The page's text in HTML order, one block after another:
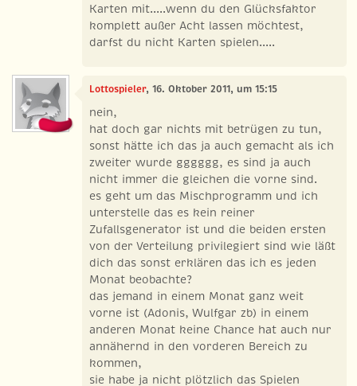
Karten mit.....wenn du den Glücksfaktor
komplett außer Acht lassen möchtest,
darfst du nicht Karten spielen.....
Lottospieler, 16. Oktober 2011, um 15:15
nein,
hat doch gar nichts mit betrügen zu tun,
sonst hätte ich das ja auch gemacht als ich
zweiter wurde gggggg, es sind ja auch
nicht immer die gleichen die vorne sind.
es geht um das Mischprogramm und ich
unterstelle das es kein reiner
Zufallsgenerator ist und die beiden ersten
von der Verteilung privilegiert sind wie läßt
dich das sonst erklären das ich es jeden
Monat beobachte?
das jemand in einem Monat ganz weit
vorne ist (Adonis, Wulfgar zb) in einem
anderen Monat keine Chance hat auch nur
annähernd in den vorderen Bereich zu
kommen,
sie habe ja nicht plötzlich das Spielen